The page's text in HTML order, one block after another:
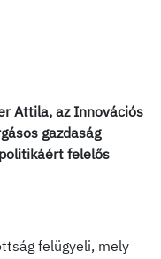
Attila, az Innovációs
gazdaság
felelős
felügyeli, mely